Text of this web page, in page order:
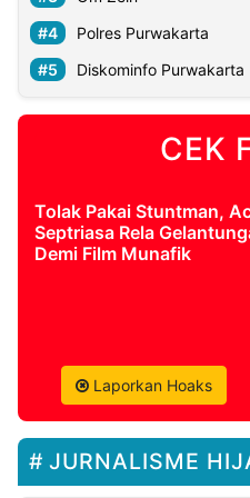
Polres Purwakarta
Diskominfo Purwakarta
CEK
Tolak Pakai Stuntman,
Septriasa Rela
Demi Film Munafik
Laporkan Hoaks
JURNALISME